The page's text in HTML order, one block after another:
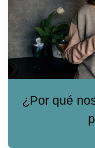
¿Por qué